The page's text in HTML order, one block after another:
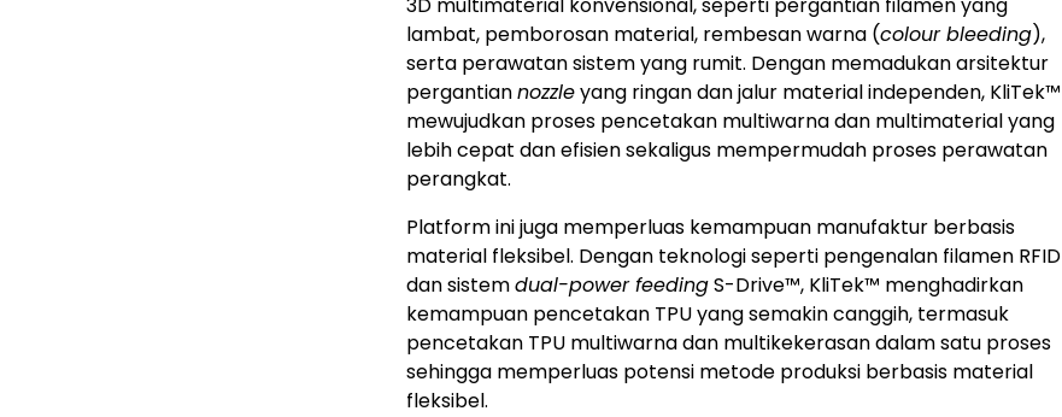
3D multimaterial konvensional, seperti pergantian filamen yang
lambat, pemborosan material, rembesan warna (colour bleeding),
serta perawatan sistem yang rumit. Dengan memadukan arsitektur
pergantiannozzleyang ringan dan jalur material independen, KliTek™
mewujudkan proses pencetakan multiwarna dan multimaterial yang
lebih cepat dan efisien sekaligus mempermudah proses perawatan
perangkat.
Platform ini juga memperluas kemampuan manufaktur berbasis
material fleksibel. Dengan teknologi seperti pengenalan filamen RFID
dan sistemdual-power feedingS-Drive™, KliTek™ menghadirkan
kemampuan pencetakan TPU yang semakin canggih, termasuk
pencetakan TPU multiwarna dan multikekerasan dalam satu proses
sehingga memperluas potensi metode produksi berbasis material
fleksibel.